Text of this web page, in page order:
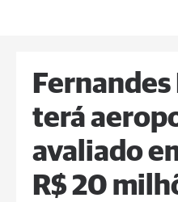
terá
avaliado
R$ 20